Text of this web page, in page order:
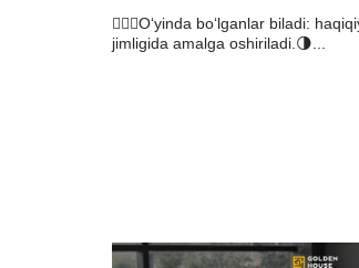
🕵🏻‍♂️O‘yinda bo‘lganlar biladi:
jimligida amalga oshiriladi.🌗...